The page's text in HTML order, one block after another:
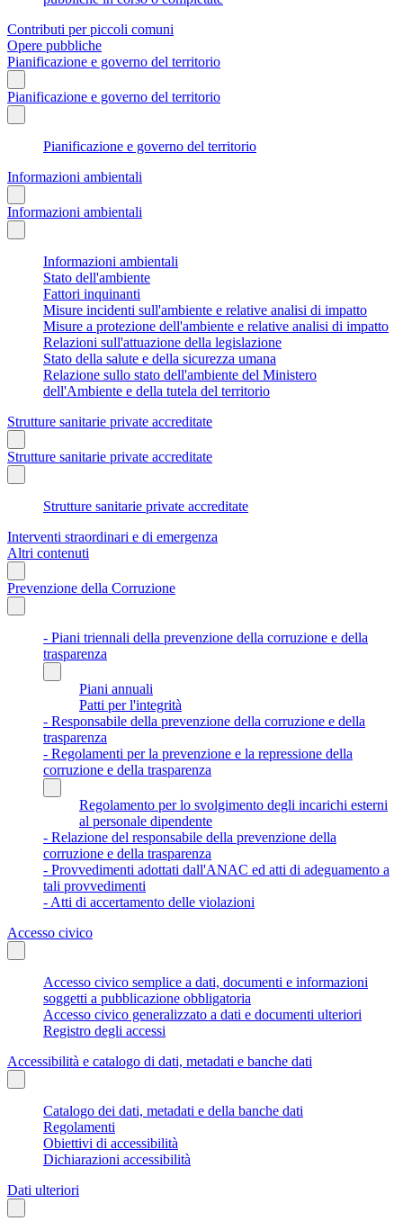
Contributi per piccoli comuni
Opere pubbliche
Pianificazione e governo del territorio
Pianificazione e governo del territorio
Pianificazione e governo del territorio
Informazioni ambientali
Informazioni ambientali
Informazioni ambientali
Stato dell'ambiente
Fattori inquinanti
Misure incidenti sull'ambiente e relative analisi di impatto
Misure a protezione dell'ambiente e relative analisi di impatto
Relazioni sull'attuazione della legislazione
Stato della salute e della sicurezza umana
Relazione sullo stato dell'ambiente del Ministero
dell'Ambiente e della tutela del territorio
Strutture sanitarie private accreditate
Strutture sanitarie private accreditate
Strutture sanitarie private accreditate
Interventi straordinari e di emergenza
Altri contenuti
Prevenzione della Corruzione
- Piani triennali della prevenzione della corruzione e della
trasparenza
Piani annuali
Patti per l'integrità
- Responsabile della prevenzione della corruzione e della
trasparenza
- Regolamenti per la prevenzione e la repressione della
corruzione e della trasparenza
Regolamento per lo svolgimento degli incarichi esterni
al personale dipendente
- Relazione del responsabile della prevenzione della
corruzione e della trasparenza
- Provvedimenti adottati dall'ANAC ed atti di adeguamento a
tali provvedimenti
- Atti di accertamento delle violazioni
Accesso civico
Accesso civico semplice a dati, documenti e informazioni
soggetti a pubblicazione obbligatoria
Accesso civico generalizzato a dati e documenti ulteriori
Registro degli accessi
Accessibilità e catalogo di dati, metadati e banche dati
Catalogo dei dati, metadati e della banche dati
Regolamenti
Obiettivi di accessibilità
Dichiarazioni accessibilità
Dati ulteriori